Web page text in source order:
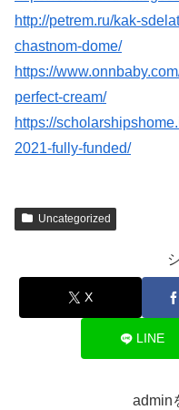
http://petrem.ru/kak-
chastnom-dome/
https://
perfect-cream/
https://
2021-fully-funded/
Uncategorized
X
LINE
admin